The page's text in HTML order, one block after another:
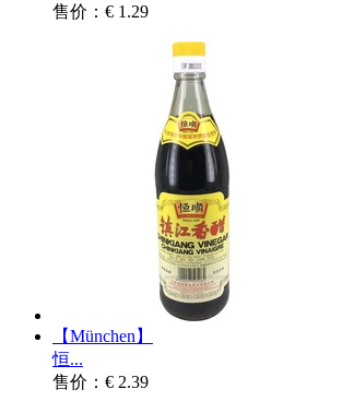
售价：€ 1.29
【München】
恒...
售价：€ 2.39